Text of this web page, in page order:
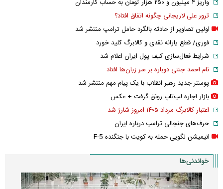
واریز ۴ میلیون و ۲۵۰ هزار تومان به حساب کارمندان
ترور علی لاریجانی چگونه اتفاق افتاد؟
اولین تصاویر از حادثه بالگرد حامل ترامپ منتشر شد
فوری/ قطع یارانه نقدی و کالابرگ کلید خورد
شرایط فعال‌سازی کیف پول ایران اعلام شد
نام احمد جنتی دوباره بر سر زبان‌ها افتاد
پوستر جدید رهبر انقلاب با یک پیام مهم منتشر شد
بازار اجاره لپ‌تاپ رونق گرفت + عکس
اعتبار کالابرگ مرداد ۱۴۰۵ امروز شارژ شد
حرف‌های جنجالی ترامپ درباره ایران
انیمیشن لگویی حمله به کویت با جنگنده F-5
خواندنی‌ها